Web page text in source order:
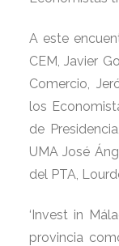
A este
CEM, Javier
Comercio,
los
de
UMA José
del PTA,
‘Invest in
provincia